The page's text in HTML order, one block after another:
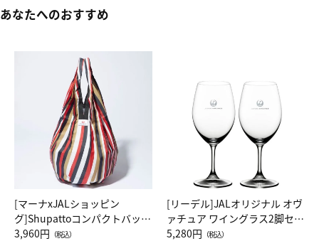
あなたへのおすすめ
[マーナxJALショッピン
グ]Shupattoコンパクトバッグ
Drop JAL客室乗務員（LC）ス
3,960円 （税込）
[リーデル]JALオリジナル オヴ
ァチュア ワイングラス2脚セッ
ト（レッドワイン）
5,280円 （税込）